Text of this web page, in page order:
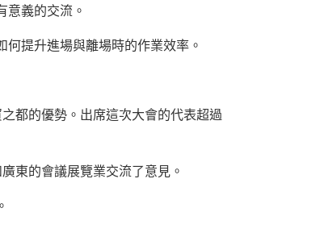
意義的交流。
提升進場與離場時的作業效率。
都的優勢。出席這次大會的代表超過
東的會議展覽業交流了意見。